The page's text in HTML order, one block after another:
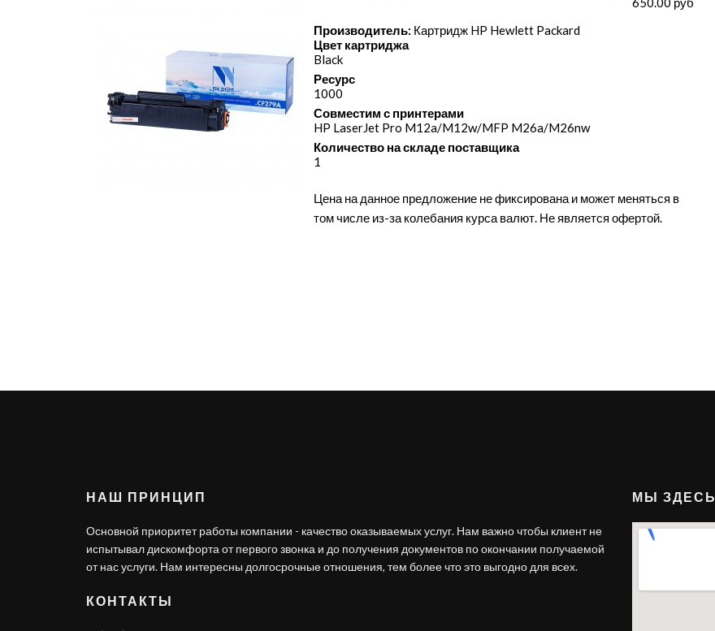
Производитель: Картридж HP Hewlett Packard
Цвет картриджа
Black
Ресурс
1000
Совместим с принтерами
HP LaserJet Pro M12a/​M12w/​MFP M26a/​M26nw
Количество на складе поставщика
1
Цена на данное предложение не фиксирована и может меняться в
том числе из-за колебания курса валют. Не является офертой.
НАШ ПРИНЦИП
Основной приоритет работы компании - качество оказываемых услуг. Нам важно чтобы клиент не
испытывал дискомфорта от первого звонка и до получения документов по окончании получаемой
от нас услуги. Нам интересны долгосрочные отношения, тем более что это выгодно для всех.
КОНТАКТЫ
МЫ ЗДЕСЬ